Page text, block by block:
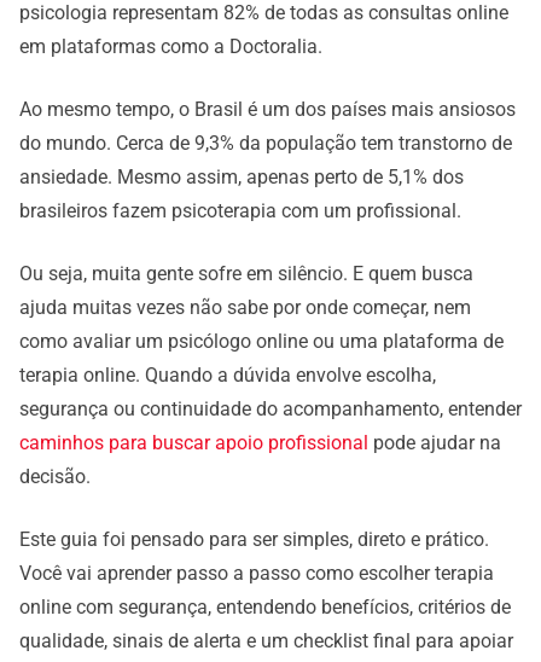
psicologia representam 82% de todas as consultas online
em plataformas como a Doctoralia.
Ao mesmo tempo, o Brasil é um dos países mais ansiosos
do mundo. Cerca de 9,3% da população tem transtorno de
ansiedade. Mesmo assim, apenas perto de 5,1% dos
brasileiros fazem psicoterapia com um profissional.
Ou seja, muita gente sofre em silêncio. E quem busca
ajuda muitas vezes não sabe por onde começar, nem
como avaliar um psicólogo online ou uma plataforma de
terapia online. Quando a dúvida envolve escolha,
segurança ou continuidade do acompanhamento, entender
caminhos para buscar apoio profissional pode ajudar na
decisão.
Este guia foi pensado para ser simples, direto e prático.
Você vai aprender passo a passo como escolher terapia
online com segurança, entendendo benefícios, critérios de
qualidade, sinais de alerta e um checklist final para apoiar